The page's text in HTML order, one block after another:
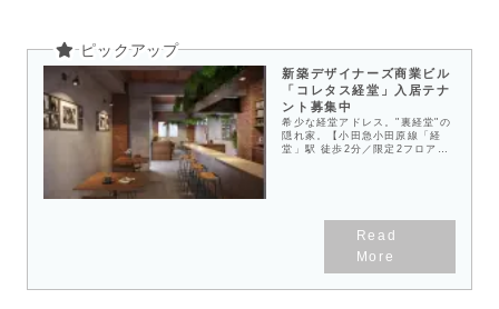
新築デザイナーズ商業ビル
「コレタス経堂」入居テナ
ント募集中
希少な経堂アドレス。"裏経堂"の
隠れ家。【小田急小田原線「経
堂」駅 徒歩2分／限定2フロア